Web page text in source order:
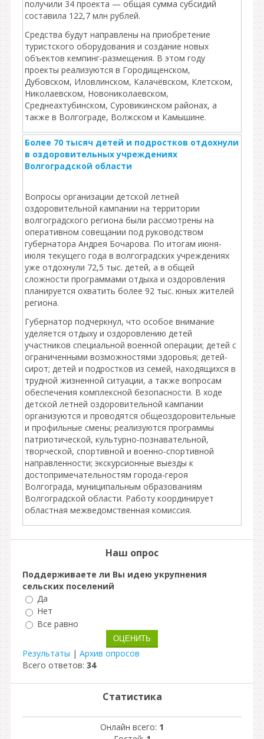
получили 34 проекта — общая сумма субсидий
составила 122,7 млн рублей.
Средства будут направлены на приобретение
туристского оборудования и создание новых
объектов кемпинг‑размещения. В этом году
проекты реализуются в Городищенском,
Дубовском, Иловлинском, Калачёвском, Клетском,
Николаевском, Новониколаевском,
Среднеахтубинском, Суровикинском районах, а
также в Волгограде, Волжском и Камышине.
Более 70 тысяч детей и подростков отдохнули
в оздоровительных учреждениях
Волгоградской области
Вопросы организации детской летней
оздоровительной кампании на территории
волгоградского региона были рассмотрены на
оперативном совещании под руководством
губернатора Андрея Бочарова. По итогам июня-
июля текущего года в волгоградских учреждениях
уже отдохнули 72,5 тыс. детей, а в общей
сложности программами отдыха и оздоровления
планируется охватить более 92 тыс. юных жителей
региона.
Губернатор подчеркнул, что особое внимание
уделяется отдыху и оздоровлению детей
участников специальной военной операции; детей с
ограниченными возможностями здоровья; детей-
сирот; детей и подростков из семей, находящихся в
трудной жизненной ситуации, а также вопросам
обеспечения комплексной безопасности. В ходе
детской летней оздоровительной кампании
организуются и проводятся общеоздоровительные
и профильные смены; реализуются программы
патриотической, культурно-познавательной,
творческой, спортивной и военно-спортивной
направленности; экскурсионные выезды к
достопримечательностям города-героя
Волгограда, муниципальным образованиям
Волгоградской области. Работу координирует
областная межведомственная комиссия.
Наш опрос
Поддерживаете ли Вы идею укрупнения
сельских поселений
Да
Нет
Все равно
Результаты | Архив опросов
Всего ответов: 34
Статистика
Онлайн всего: 1